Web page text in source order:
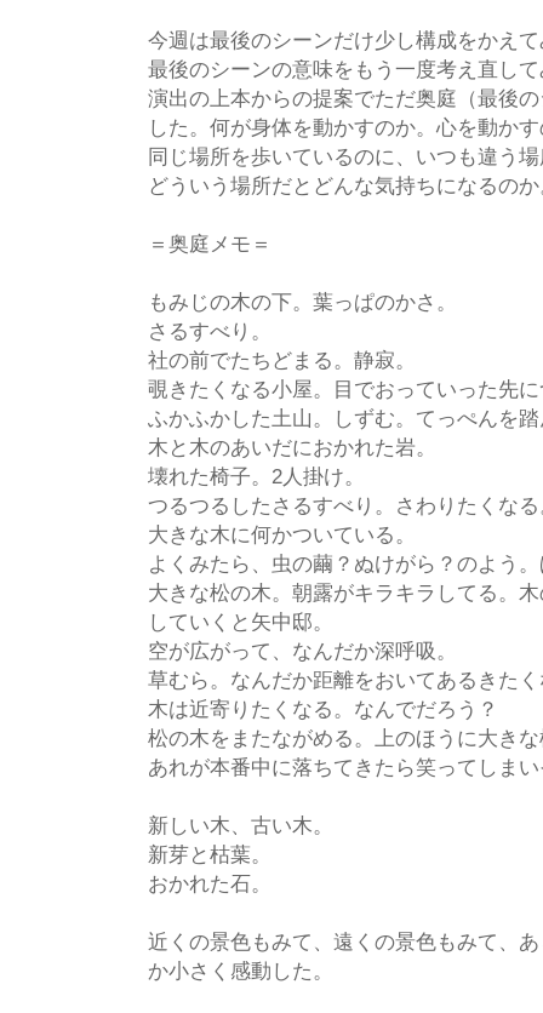
今週は最後のシーンだけ少し構成をかえ
最後のシーンの意味をもう一度考え直し
演出の上本からの提案でただ奥庭（最後
した。何が身体を動かすのか。心を動か
同じ場所を歩いているのに、いつも違う
どういう場所だとどんな気持ちになるの
＝奥庭メモ＝
もみじの木の下。葉っぱのかさ。
さるすべり。
社の前でたちどまる。静寂。
覗きたくなる小屋。目でおっていった先
ふかふかした土山。しずむ。てっぺんを
木と木のあいだにおかれた岩。
壊れた椅子。2人掛け。
つるつるしたさるすべり。さわりたくな
大きな木に何かついている。
よくみたら、虫の繭？ぬけがら？のよう
大きな松の木。朝露がキラキラしてる。
していくと矢中邸。
空が広がって、なんだか深呼吸。
草むら。なんだか距離をおいてあるきた
木は近寄りたくなる。なんでだろう？
松の木をまたながめる。上のほうに大き
あれが本番中に落ちてきたら笑ってしま
新しい木、古い木。
新芽と枯葉。
おかれた石。
近くの景色もみて、遠くの景色もみて、
か小さく感動した。